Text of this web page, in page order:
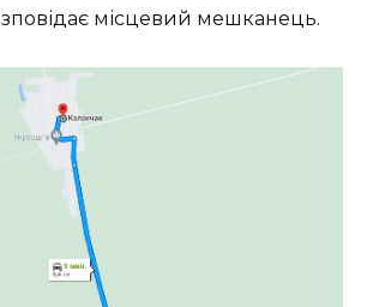
місцевий мешканець.